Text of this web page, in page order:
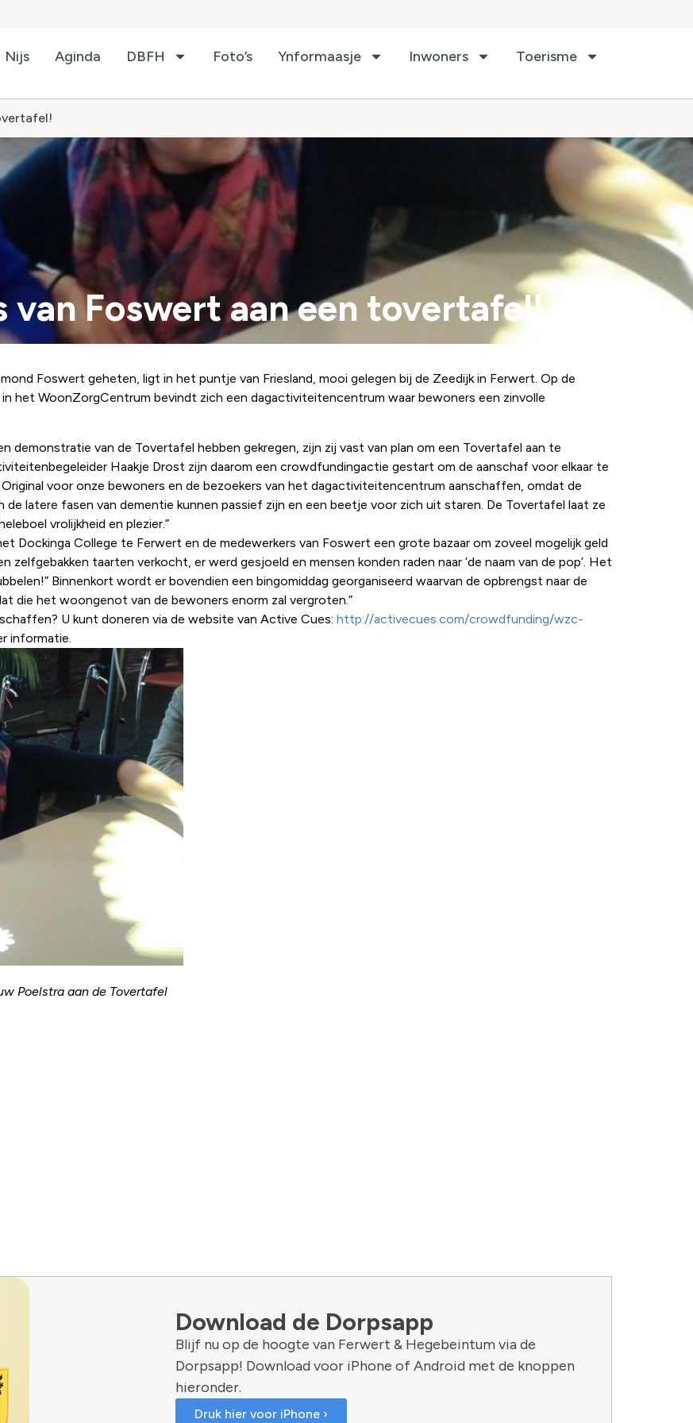
Nijs Aginda DBFH Foto’s Ynformaasje Inwoners Toerisme
van Foswert aan een tovertafel!
Foswert geheten, ligt in het puntje van Friesland, mooi gelegen bij de Zeedijk in Ferwert. Op de
het WoonZorgCentrum bevindt zich een dagactiviteitencentrum waar bewoners een zinvolle
demonstratie van de Tovertafel hebben gekregen, zijn zij vast van plan om een Tovertafel aan te
Haakje Drost zijn daarom een crowdfundingactie gestart om de aanschaf voor elkaar te
Original voor onze bewoners en de bezoekers van het dagactiviteitencentrum aanschaffen, omdat de
latere fasen van dementie kunnen passief zijn en een beetje voor zich uit staren. De Tovertafel laat ze
vrolijkheid en plezier.”
Dockinga College te Ferwert en de medewerkers van Foswert een grote bazaar om zoveel mogelijk geld
zelfgebakken taarten verkocht, er werd gesjoeld en mensen konden raden naar ‘de naam van de pop’. Het
Binnenkort wordt er bovendien een bingomiddag georganiseerd waarvan de opbrengst naar de
die het woongenot van de bewoners enorm zal vergroten.”
U kunt doneren via de website van Active Cues: http://activecues.com/crowdfunding/wzc-
informatie.
Poelstra aan de Tovertafel
Download de Dorpsapp
Blijf nu op de hoogte van Ferwert & Hegebeintum via de
Dorpsapp! Download voor iPhone of Android met de knoppen
hieronder.
Druk hier voor iPhone ›